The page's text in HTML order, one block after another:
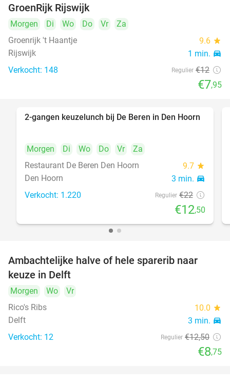
GroenRijk Rijswijk
Morgen Di Wo Do Vr
Za
Groenrijk 't Haantje
9.6 star
Rijswijk 1 min. directions_car
Verkocht: 148 Regulier €12
€7,95
43%
2-gangen keuzelunch bij De Beren in Den Hoorn
Morgen Di Wo Do Vr
Za
Restaurant De Beren Den Hoorn
9.7 star
Den Hoorn 3 min. directions_car
Verkocht: 1.220 Regulier €22
€12,50
Ambachtelijke halve of hele sparerib naar
keuze in Delft
Morgen Wo
Vr
Rico's Ribs
10.0 star
Delft 3 min. directions_car
Verkocht: 12 Regulier €12,50
€8,75